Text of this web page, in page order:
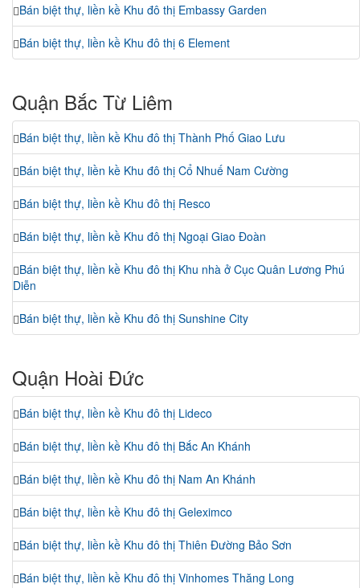
Bán biệt thự, liền kề Khu đô thị Embassy Garden
Bán biệt thự, liền kề Khu đô thị 6 Element
Quận Bắc Từ Liêm
Bán biệt thự, liền kề Khu đô thị Thành Phố Giao Lưu
Bán biệt thự, liền kề Khu đô thị Cổ Nhuế Nam Cường
Bán biệt thự, liền kề Khu đô thị Resco
Bán biệt thự, liền kề Khu đô thị Ngoại Giao Đoàn
Bán biệt thự, liền kề Khu đô thị Khu nhà ở Cục Quân Lương Phú
Diễn
Bán biệt thự, liền kề Khu đô thị Sunshine City
Quận Hoài Đức
Bán biệt thự, liền kề Khu đô thị Lideco
Bán biệt thự, liền kề Khu đô thị Bắc An Khánh
Bán biệt thự, liền kề Khu đô thị Nam An Khánh
Bán biệt thự, liền kề Khu đô thị Geleximco
Bán biệt thự, liền kề Khu đô thị Thiên Đường Bảo Sơn
Bán biệt thự, liền kề Khu đô thị Vinhomes Thăng Long